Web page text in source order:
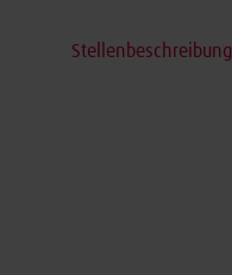
Stellenbeschreibung